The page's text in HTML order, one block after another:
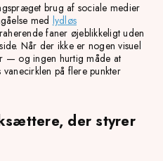
brug af sociale medier
med lydløs
faner øjeblikkeligt uden
Når der ikke er nogen visuel
— og ingen hurtig måde at
på flere punkter
der styrer